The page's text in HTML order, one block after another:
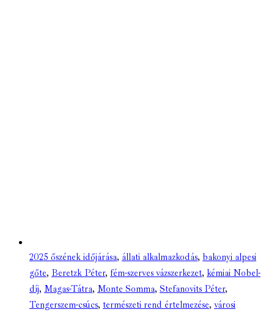
2025 őszének időjárása, állati alkalmazkodás, bakonyi alpesi
gőte, Beretzk Péter, fém-szerves vázszerkezet, kémiai Nobel-
díj, Magas-Tátra, Monte Somma, Stefanovits Péter,
Tengerszem-csúcs, természeti rend értelmezése, városi